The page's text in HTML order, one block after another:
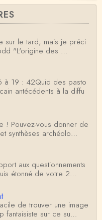
sur le tard, mais je préci
"L'origine des …
à 19 : 42Quid des pasto
antécédents à la diffu
! Pouvez-vous donner de
synthèses archéolo…
aux questionnements
étonné de votre 2…
de trouver une image
fantaisiste sur ce su…